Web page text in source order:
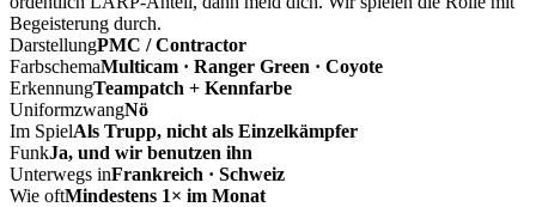
Begeisterung durch.
DarstellungPMC / Contractor
FarbschemaMulticam · Ranger Green · Coyote
ErkennungTeampatch + Kennfarbe
UniformzwangNö
Im SpielAls Trupp, nicht als Einzelkämpfer
FunkJa, und wir benutzen ihn
Unterwegs inFrankreich · Schweiz
Wie oftMindestens 1× im Monat